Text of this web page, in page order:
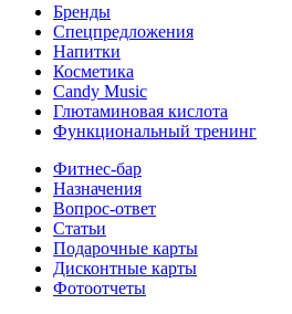
Бренды
Спецпредложения
Напитки
Косметика
Candy Music
Глютаминовая кислота
Функциональный тренинг
Фитнес-бар
Назначения
Вопрос-ответ
Статьи
Подарочные карты
Дисконтные карты
Фотоотчеты